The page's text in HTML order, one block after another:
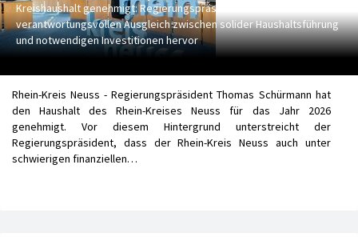
Kreishaushalt genehmigt: Regierungspräsident hebt
verantwortungsvollen Ausgleich zwischen solider Haushaltsführung
und notwendigen Investitionen hervor
Rhein-Kreis Neuss - Regierungspräsident Thomas Schürmann hat
den Haushalt des Rhein-Kreises Neuss für das Jahr 2026
genehmigt. Vor diesem Hintergrund unterstreicht der
Regierungspräsident, dass der Rhein-Kreis Neuss auch unter
schwierigen finanziellen…